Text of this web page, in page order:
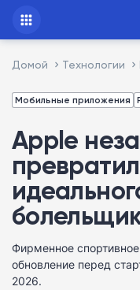
Домой Технологии
Мобильные приложения
Apple
Фирменное
обновление перед
2026.